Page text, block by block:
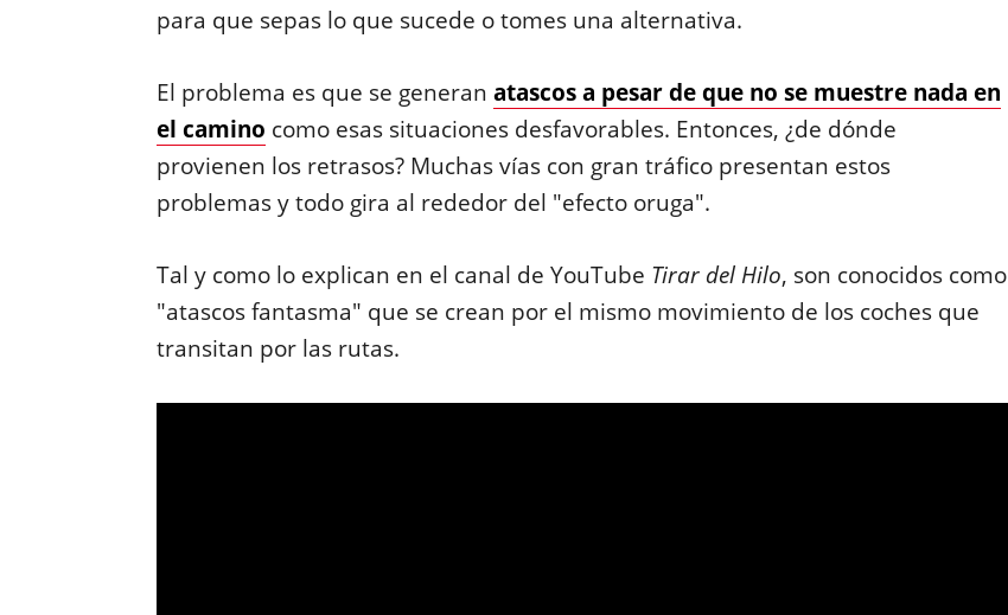
para que sepas lo que sucede o tomes una alternativa.
El problema es que se generan atascos a pesar de que no se muestre nada en
el camino como esas situaciones desfavorables. Entonces, ¿de dónde
provienen los retrasos? Muchas vías con gran tráfico presentan estos
problemas y todo gira al rededor del "efecto oruga".
Tal y como lo explican en el canal de YouTube Tirar del Hilo, son conocidos como
"atascos fantasma" que se crean por el mismo movimiento de los coches que
transitan por las rutas.